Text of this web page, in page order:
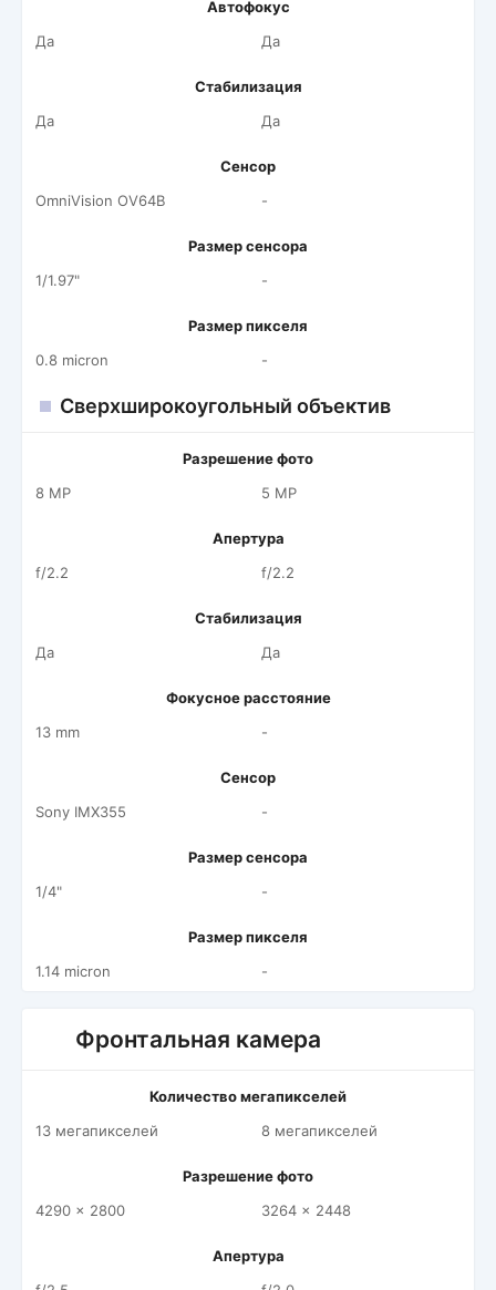
Автофокус
Да
Да
Стабилизация
Да
Да
Сенсор
OmniVision OV64B
-
Размер сенсора
1/1.97"
-
Размер пикселя
0.8 micron
-
Сверхширокоугольный объектив
Разрешение фото
8 MP
5 MP
Апертура
f/2.2
f/2.2
Стабилизация
Да
Да
Фокусное расстояние
13 mm
-
Сенсор
Sony IMX355
-
Размер сенсора
1/4"
-
Размер пикселя
1.14 micron
-
Фронтальная камера
Количество мегапикселей
13 мегапикселей
8 мегапикселей
Разрешение фото
4290 x 2800
3264 x 2448
Апертура